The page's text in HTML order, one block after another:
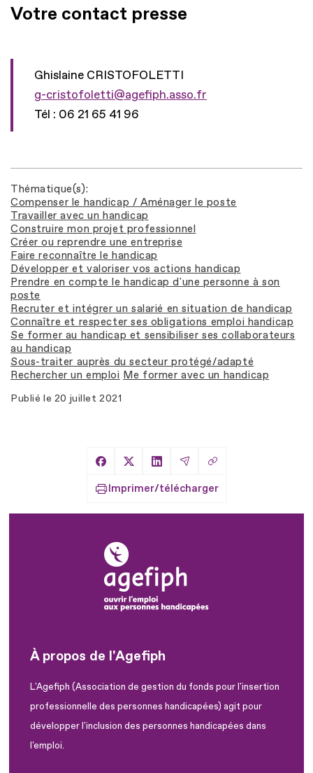
Votre contact presse
Ghislaine CRISTOFOLETTI
g-cristofoletti@agefiph.asso.fr
Tél : 06 21 65 41 96
Thématique(s)
Compenser le handicap / Aménager le poste
Travailler avec un handicap
Construire mon projet professionnel
Créer ou reprendre une entreprise
Faire reconnaître le handicap
Développer et valoriser vos actions handicap
Prendre en compte le handicap d'une personne à son
poste
Recruter et intégrer un salarié en situation de handicap
Connaître et respecter ses obligations emploi handicap
Se former au handicap et sensibiliser ses collaborateurs
au handicap
Sous-traiter auprès du secteur protégé/adapté
Rechercher un emploi Me former avec un handicap
Publié le 20 juillet 2021
Partager sur Facebook
Partager sur X
Partager sur LinkedIn
Partager par Email
Copier le lien
Imprimer/télécharger
À propos de l'Agefiph
L'Agefiph (Association de gestion du fonds pour l'insertion
professionnelle des personnes handicapées) agit pour
développer l'inclusion des personnes handicapées dans
l'emploi.